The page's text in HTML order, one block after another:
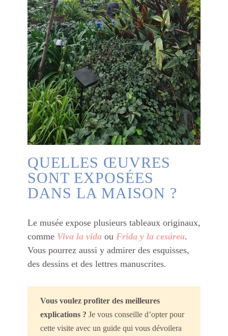
QUELLES ŒUVRES
SONT EXPOSÉES
DANS LA MAISON ?
Le musée expose plusieurs tableaux originaux,
comme Viva la vida ou Frida y la cesárea.
Vous pourrez aussi y admirer des esquisses,
des dessins et des lettres manuscrites.
Vous voulez profiter des meilleures
explications ? Je vous conseille d’opter pour
cette visite avec un guide qui vous dévoilera